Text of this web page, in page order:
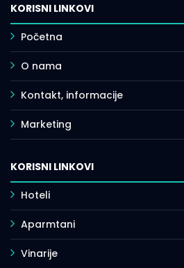
KORISNI LINKOVI
Početna
O nama
Kontakt, informacije
Marketing
KORISNI LINKOVI
Hoteli
Aparmtani
Vinarije